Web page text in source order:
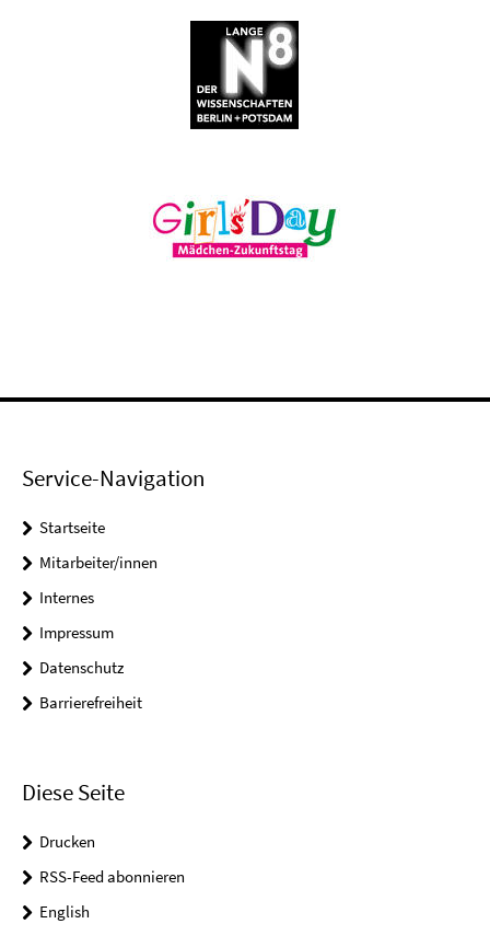
Service-Navigation
Startseite
Mitarbeiter/innen
Internes
Impressum
Datenschutz
Barrierefreiheit
Diese Seite
Drucken
RSS-Feed abonnieren
English